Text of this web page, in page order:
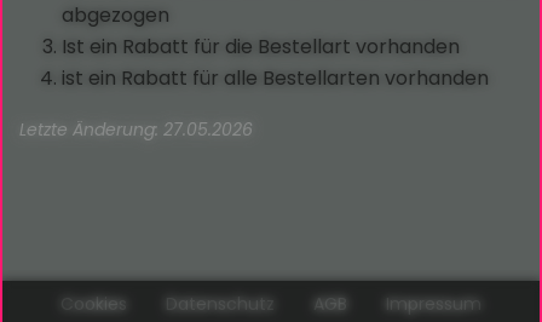
abgezogen
Ist ein Rabatt für die Bestellart vorhanden
ist ein Rabatt für alle Bestellarten vorhanden
Letzte Änderung: 27.05.2026
Cookies Datenschutz AGB Impressum